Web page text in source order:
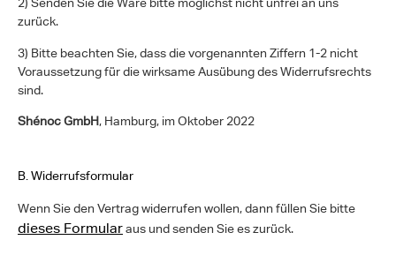
zurück.
3) Bitte beachten Sie, dass die vorgenannten Ziffern 1-2 nicht
Voraussetzung für die wirksame Ausübung des Widerrufsrechts
sind.
Shénoc GmbH, Hamburg, im Oktober 2022
B. Widerrufsformular
Wenn Sie den Vertrag widerrufen wollen, dann füllen Sie bitte
dieses Formularaus und senden Sie es zurück.